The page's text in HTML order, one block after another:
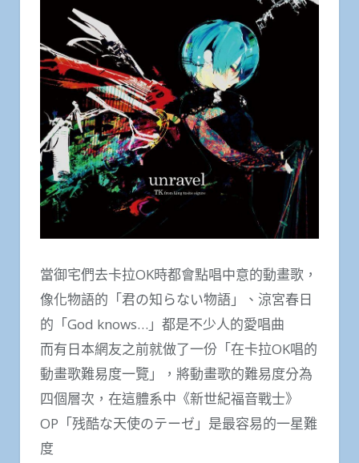
當御宅們去卡拉OK時都會點唱中意的動畫歌，
像化物語的「君の知らない物語」、涼宮春日
的「God knows…」都是不少人的愛唱曲
而有日本網友之前就做了一份「在卡拉OK唱的
動畫歌難易度一覽」，將動畫歌的難易度分為
四個層次，在這體系中《新世紀福音戰士》
OP「残酷な天使のテーゼ」是最容易的一星難
度